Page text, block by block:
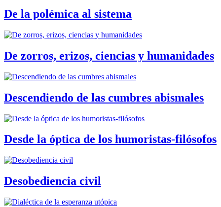
De la polémica al sistema
De zorros, erizos, ciencias y humanidades
Descendiendo de las cumbres abismales
Desde la óptica de los humoristas-filósofos
Desobediencia civil